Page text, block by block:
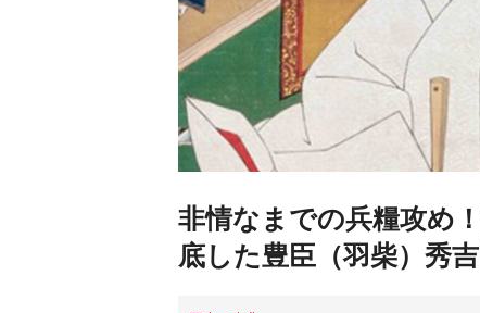
非情なまでの兵糧攻め
底した豊臣（羽柴）秀